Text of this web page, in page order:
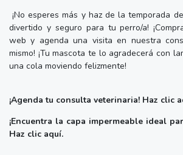
¡No esperes más y haz de la temporada
divertido y seguro para tu perro/a!
web y agenda una visita en nuestra
mismo! ¡Tu mascota te lo agradecerá con
una cola moviendo felizmente!
¡Agenda tu consulta veterinaria! Haz clic
¡Encuentra la capa impermeable ideal
Haz clic aquí.